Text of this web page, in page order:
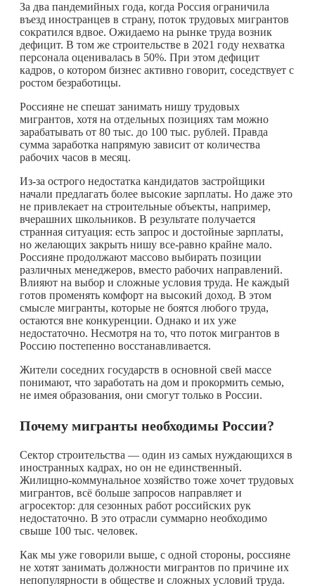
За два пандемийных года, когда Россия ограничила
въезд иностранцев в страну, поток трудовых мигрантов
сократился вдвое. Ожидаемо на рынке труда возник
дефицит. В том же строительстве в 2021 году нехватка
персонала оценивалась в 50%. При этом дефицит
кадров, о котором бизнес активно говорит, соседствует с
ростом безработицы.
Россияне не спешат занимать нишу трудовых
мигрантов, хотя на отдельных позициях там можно
зарабатывать от 80 тыс. до 100 тыс. рублей. Правда
сумма заработка напрямую зависит от количества
рабочих часов в месяц.
Из-за острого недостатка кандидатов застройщики
начали предлагать более высокие зарплаты. Но даже это
не привлекает на строительные объекты, например,
вчерашних школьников. В результате получается
странная ситуация: есть запрос и достойные зарплаты,
но желающих закрыть нишу все-равно крайне мало.
Россияне продолжают массово выбирать позиции
различных менеджеров, вместо рабочих направлений.
Влияют на выбор и сложные условия труда. Не каждый
готов променять комфорт на высокий доход. В этом
смысле мигранты, которые не боятся любого труда,
остаются вне конкуренции. Однако и их уже
недостаточно. Несмотря на то, что поток мигрантов в
Россию постепенно восстанавливается.
Жители соседних государств в основной свей массе
понимают, что заработать на дом и прокормить семью,
не имея образования, они смогут только в России.
Почему мигранты необходимы России?
Сектор строительства — один из самых нуждающихся в
иностранных кадрах, но он не единственный.
Жилищно-коммунальное хозяйство тоже хочет трудовых
мигрантов, всё больше запросов направляет и
агросектор: для сезонных работ российских рук
недостаточно. В это отрасли суммарно необходимо
свыше 100 тыс. человек.
Как мы уже говорили выше, с одной стороны, россияне
не хотят занимать должности мигрантов по причине их
непопулярности в обществе и сложных условий труда.